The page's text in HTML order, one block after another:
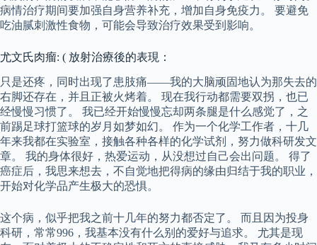
病情治疗期间要加强自身营养补充，增加自身免疫力。 要避免
吃油腻刺激性食物，可能会导致治疗效果受到影响。
尤文氏肉瘤: ( 放射治療後的表現：
只是还疼，同时出现了患肢痛——我的大脑顽固地认为那失去的
右脚还存在，并且正被火烤着。 现在我行动都需要双拐，也已
经慢慢习惯了。 我已经开始慢慢忘却两条腿是什么感觉了，之
前踢足球打篮球的岁月如梦如幻。 作为一个化学工作者，十几
年来我都在实验室，接触各种各样的化学试剂，努力做科研发文
章。 我的身体很好，热爱运动，从没想过自己会出问题。 得了
癌症后，我思来想去，不自觉地把得病的缘由归结于我的职业，
开始对化学品产生极大的恐惧。
这个病，似乎把我之前十几年的努力都否定了。 而且因为投身
科研，常常996，我基本没有什么别的爱好与追求。 尤其是现